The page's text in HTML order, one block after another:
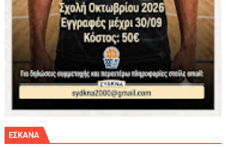
ΕΣΚΑΝΑ